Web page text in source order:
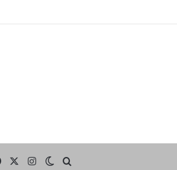
FacebookInstagramSwitch skin